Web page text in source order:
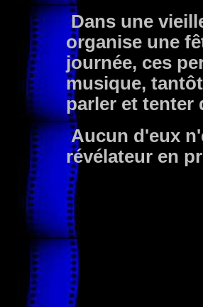
Dans une
organise une
journée, ces
musique,
parler et tenter
Aucun d'eux
révélateur en